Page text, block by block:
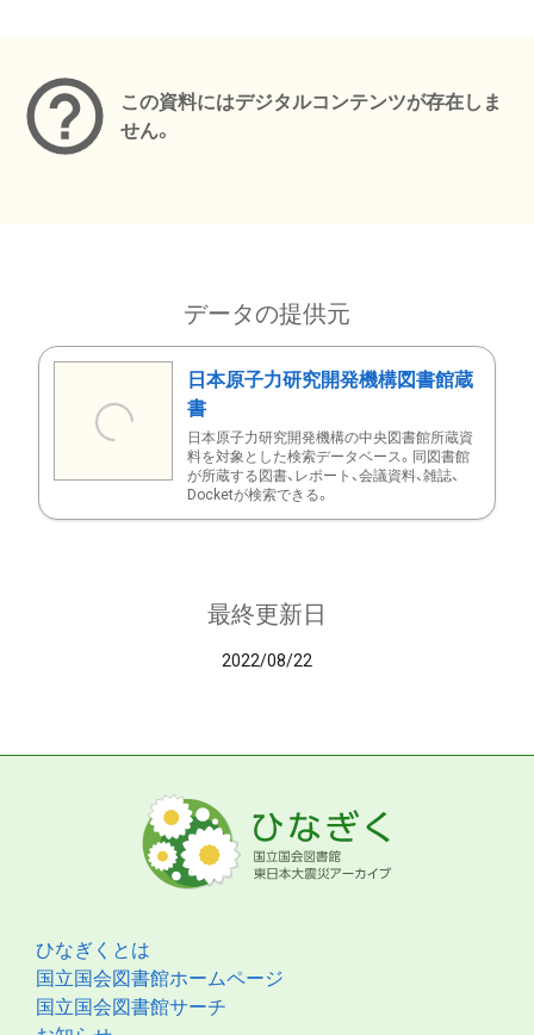
この資料にはデジタルコンテンツが存在しま
せん。
データの提供元
日本原子力研究開発機構図書館蔵
書
日本原子力研究開発機構の中央図書館所蔵資
料を対象とした検索データベース。同図書館
が所蔵する図書、レポート、会議資料、雑誌、
Docketが検索できる。
最終更新日
2022/08/22
ひなぎくとは
国立国会図書館ホームページ
国立国会図書館サーチ